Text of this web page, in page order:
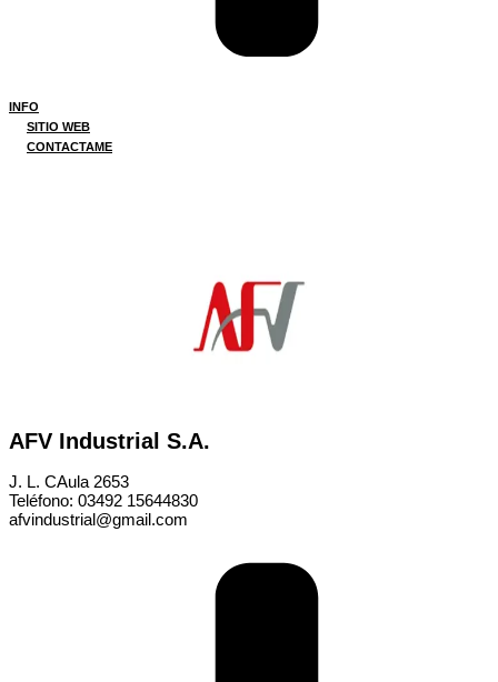
INFO
SITIO WEB
CONTACTAME
AFV Industrial S.A.
J. L. CAula 2653
Teléfono: 03492 15644830
afvindustrial@gmail.com